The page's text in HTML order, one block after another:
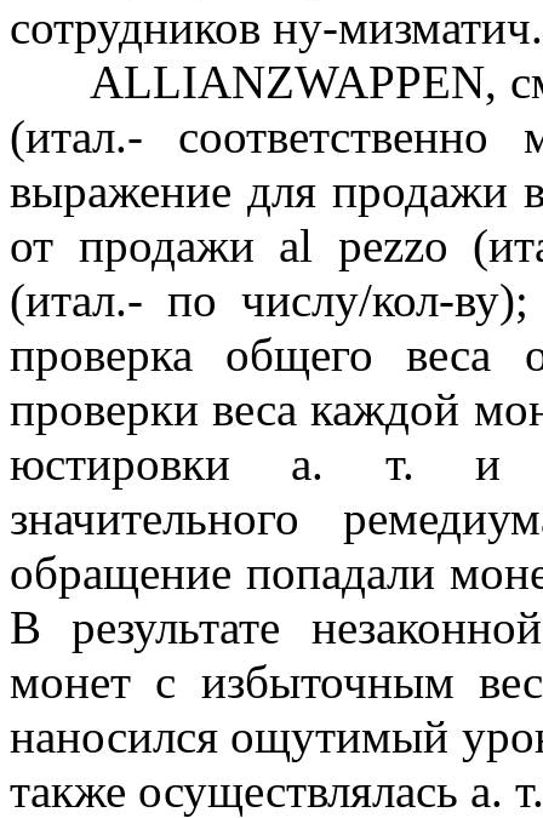
сотрудников ну-
ALLIANZWAPPEN,
(итал.-
выражение для продажи
от продажи al pezzo
(итал.- по числу/кол-
проверка общего веса
проверки веса каждой
юстировки а. т. и
значительного
обращение попадали
В результате
монет с избыточным
наносился ощутимый
также осуществлялась а. т.